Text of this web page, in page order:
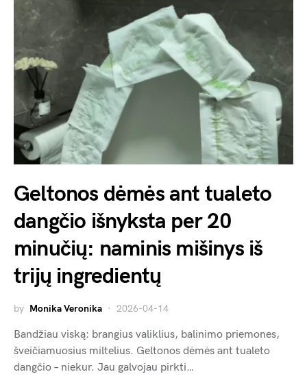
Geltonos dėmės ant tualeto
dangčio išnyksta per 20
minučių: naminis mišinys iš
trijų ingredientų
by Monika Veronika 2026-04-14
Bandžiau viską: brangius valiklius, balinimo priemones,
šveičiamuosius miltelius. Geltonos dėmės ant tualeto
dangčio – niekur. Jau galvojau pirkti…